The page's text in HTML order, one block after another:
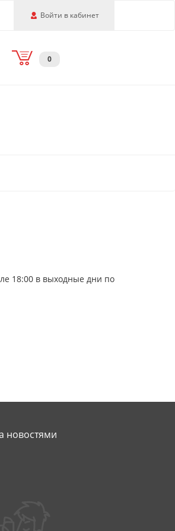
Войти в кабинет
0
18:00 в выходные дни по
новостями